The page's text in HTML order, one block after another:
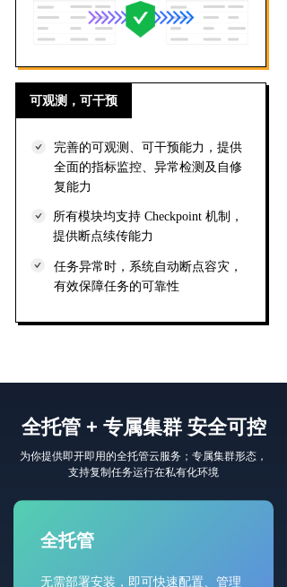
可观测，可干预
完善的可观测、可干预能力，提供
全面的指标监控、异常检测及自修
复能力
所有模块均支持 Checkpoint 机制，
提供断点续传能力
任务异常时，系统自动断点容灾，
有效保障任务的可靠性
全托管 + 专属集群 安全可控
为你提供即开即用的全托管云服务；专属集群形态，
支持复制任务运行在私有化环境
无需部署安装，即可快速配置、管理
全托管